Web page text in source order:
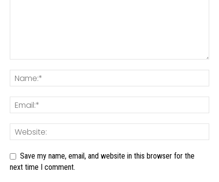
Save my name, email, and website in this browser for the
next time I comment.